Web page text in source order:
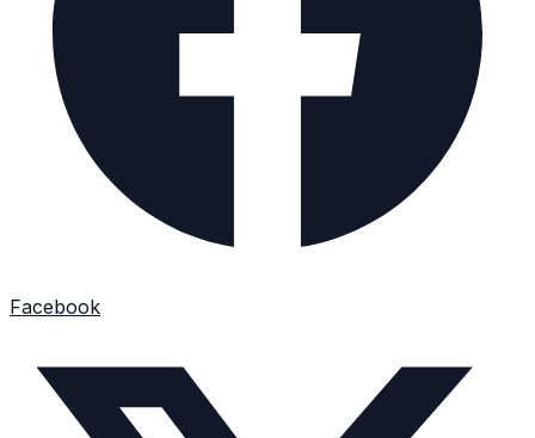
Facebook